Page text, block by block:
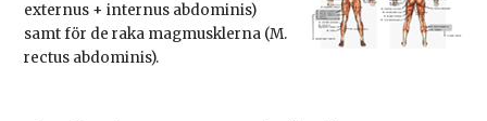
externus + internus abdominis)
samt för de raka magmusklerna (M.
rectus abdominis).